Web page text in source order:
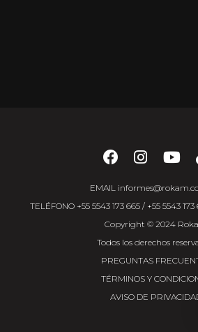
EMAIL
TELÉFONO +55 5543 173 665 / +55 5543 173
Copyright © 2024
Todos los derechos
PREGUNTAS
TÉRMINOS Y
AVISO DE